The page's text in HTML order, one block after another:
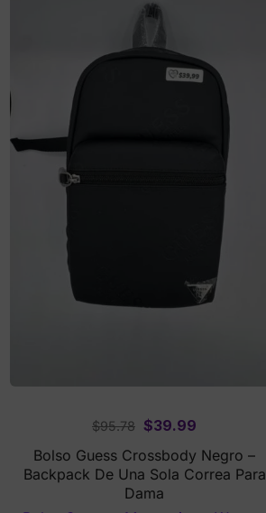
$95.78 Original
price
was:
$95.78.
$39.99
price
is:
Bolso Guess Crossbody Negro –
Backpack De Una Sola Correa Para
Dama